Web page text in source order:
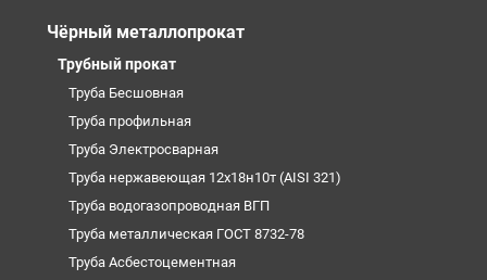
Чёрный металлопрокат
Трубный прокат
Труба Бесшовная
Труба профильная
Труба Электросварная
Труба нержавеющая 12х18н10т (AISI 321)
Труба водогазопроводная ВГП
Труба металлическая ГОСТ 8732-78
Труба Асбестоцементная